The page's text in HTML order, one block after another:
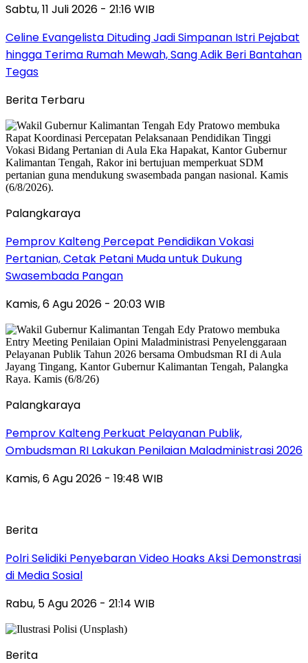
Sabtu, 11 Juli 2026 - 21:16 WIB
Celine Evangelista Dituding Jadi Simpanan Istri Pejabat
hingga Terima Rumah Mewah, Sang Adik Beri Bantahan
Tegas
Berita Terbaru
Palangkaraya
Pemprov Kalteng Percepat Pendidikan Vokasi
Pertanian, Cetak Petani Muda untuk Dukung
Swasembada Pangan
Kamis, 6 Agu 2026 - 20:03 WIB
Palangkaraya
Pemprov Kalteng Perkuat Pelayanan Publik,
Ombudsman RI Lakukan Penilaian Maladministrasi 2026
Kamis, 6 Agu 2026 - 19:48 WIB
Berita
Polri Selidiki Penyebaran Video Hoaks Aksi Demonstrasi
di Media Sosial
Rabu, 5 Agu 2026 - 21:14 WIB
Berita